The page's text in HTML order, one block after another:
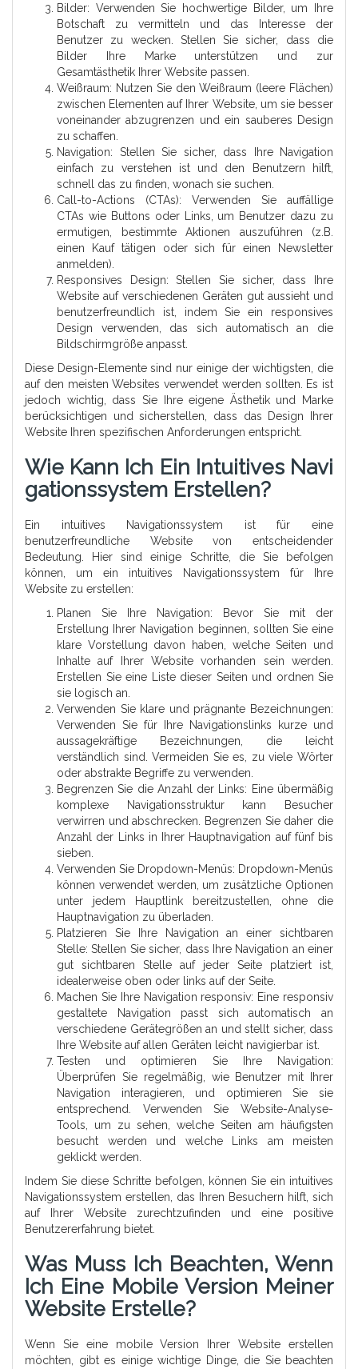
Bilder: Verwenden Sie hochwertige Bilder, um Ihre
Botschaft zu vermitteln und das Interesse der
Benutzer zu wecken. Stellen Sie sicher, dass die
Bilder Ihre Marke unterstützen und zur
Gesamtästhetik Ihrer Website passen.
Weißraum: Nutzen Sie den Weißraum (leere Flächen)
zwischen Elementen auf Ihrer Website, um sie besser
voneinander abzugrenzen und ein sauberes Design
zu schaffen.
Navigation: Stellen Sie sicher, dass Ihre Navigation
einfach zu verstehen ist und den Benutzern hilft,
schnell das zu finden, wonach sie suchen.
Call-to-Actions (CTAs): Verwenden Sie auffällige
CTAs wie Buttons oder Links, um Benutzer dazu zu
ermutigen, bestimmte Aktionen auszuführen (z.B.
einen Kauf tätigen oder sich für einen Newsletter
anmelden).
Responsives Design: Stellen Sie sicher, dass Ihre
Website auf verschiedenen Geräten gut aussieht und
benutzerfreundlich ist, indem Sie ein responsives
Design verwenden, das sich automatisch an die
Bildschirmgröße anpasst.
Diese Design-Elemente sind nur einige der wichtigsten, die
auf den meisten Websites verwendet werden sollten. Es ist
jedoch wichtig, dass Sie Ihre eigene Ästhetik und Marke
berücksichtigen und sicherstellen, dass das Design Ihrer
Website Ihren spezifischen Anforderungen entspricht.
Wie Kann Ich Ein Intuitives Navi
Gationssystem Erstellen?
Ein intuitives Navigationssystem ist für eine
benutzerfreundliche Website von entscheidender
Bedeutung. Hier sind einige Schritte, die Sie befolgen
können, um ein intuitives Navigationssystem für Ihre
Website zu erstellen:
Planen Sie Ihre Navigation: Bevor Sie mit der
Erstellung Ihrer Navigation beginnen, sollten Sie eine
klare Vorstellung davon haben, welche Seiten und
Inhalte auf Ihrer Website vorhanden sein werden.
Erstellen Sie eine Liste dieser Seiten und ordnen Sie
sie logisch an.
Verwenden Sie klare und prägnante Bezeichnungen:
Verwenden Sie für Ihre Navigationslinks kurze und
aussagekräftige Bezeichnungen, die leicht
verständlich sind. Vermeiden Sie es, zu viele Wörter
oder abstrakte Begriffe zu verwenden.
Begrenzen Sie die Anzahl der Links: Eine übermäßig
komplexe Navigationsstruktur kann Besucher
verwirren und abschrecken. Begrenzen Sie daher die
Anzahl der Links in Ihrer Hauptnavigation auf fünf bis
sieben.
Verwenden Sie Dropdown-Menüs: Dropdown-Menüs
können verwendet werden, um zusätzliche Optionen
unter jedem Hauptlink bereitzustellen, ohne die
Hauptnavigation zu überladen.
Platzieren Sie Ihre Navigation an einer sichtbaren
Stelle: Stellen Sie sicher, dass Ihre Navigation an einer
gut sichtbaren Stelle auf jeder Seite platziert ist,
idealerweise oben oder links auf der Seite.
Machen Sie Ihre Navigation responsiv: Eine responsiv
gestaltete Navigation passt sich automatisch an
verschiedene Gerätegrößen an und stellt sicher, dass
Ihre Website auf allen Geräten leicht navigierbar ist.
Testen und optimieren Sie Ihre Navigation:
Überprüfen Sie regelmäßig, wie Benutzer mit Ihrer
Navigation interagieren, und optimieren Sie sie
entsprechend. Verwenden Sie Website-Analyse-
Tools, um zu sehen, welche Seiten am häufigsten
besucht werden und welche Links am meisten
geklickt werden.
Indem Sie diese Schritte befolgen, können Sie ein intuitives
Navigationssystem erstellen, das Ihren Besuchern hilft, sich
auf Ihrer Website zurechtzufinden und eine positive
Benutzererfahrung bietet.
Was Muss Ich Beachten, Wenn
Ich Eine Mobile Version Meiner
Website Erstelle?
Wenn Sie eine mobile Version Ihrer Website erstellen
möchten, gibt es einige wichtige Dinge, die Sie beachten